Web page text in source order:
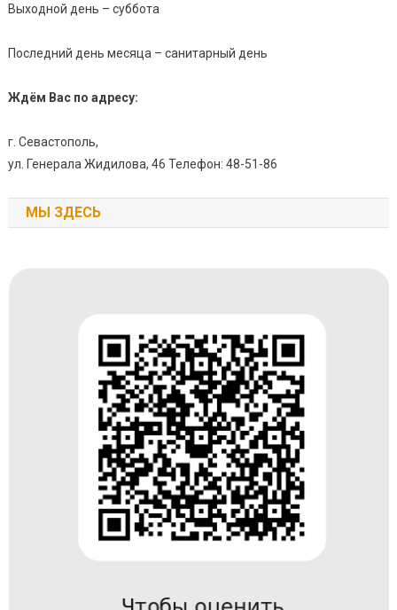
Выходной день – суббота
Последний день месяца – санитарный день
Ждём Вас по адресу:
г. Севастополь,
ул. Генерала Жидилова, 46 Телефон: 48-51-86
МЫ ЗДЕСЬ